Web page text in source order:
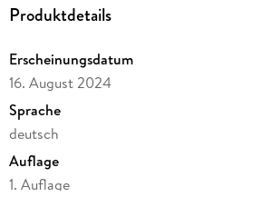
Produktdetails
Erscheinungsdatum
16. August 2024
Sprache
deutsch
Auflage
1. Auflage